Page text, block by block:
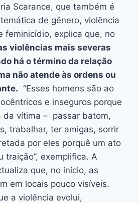
Scarance, que também é
de gênero, violência
feminicídio, explica que, no
violências mais severas
há o término da relação
não atende às ordens ou
“Esses homens são ao
e inseguros porque
da vítima – passar batom,
trabalhar, ter amigas, sorrir
por eles porquê um ato
traição”, exemplifica. A
que, no início, as
em locais pouco visíveis.
a violência evolui,